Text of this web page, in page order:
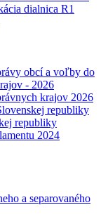
dialnica R1
obcí a voľby do
- 2026
krajov 2026
republiky
republiky
2024
a separovaného